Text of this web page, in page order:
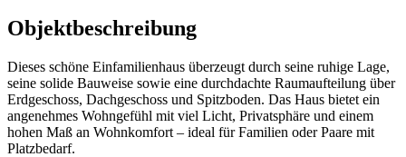
Objektbeschreibung
Dieses schöne Einfamilienhaus überzeugt durch seine ruhige Lage,
seine solide Bauweise sowie eine durchdachte Raumaufteilung über
Erdgeschoss, Dachgeschoss und Spitzboden. Das Haus bietet ein
angenehmes Wohngefühl mit viel Licht, Privatsphäre und einem
hohen Maß an Wohnkomfort – ideal für Familien oder Paare mit
Platzbedarf.